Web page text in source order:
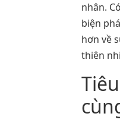
nhân.
biện
hơn về
thiên